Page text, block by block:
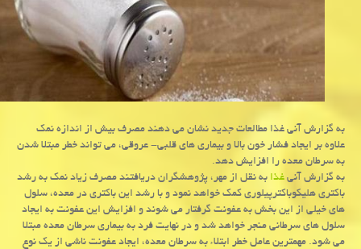
به گزارش آنی غذا مطالعات جدید نشان می دهند مصرف بیش از اندازه نمك
علاوه بر ایجاد فشار خون بالا و بیماری های قلبی- عروقی، می تواند خطر مبتلا شدن
به سرطان معده را افزایش دهد.
به گزارش آنیغذابه نقل از مهر، پژوهشگران دریافتند مصرف زیاد نمك به رشد
باكتری هلیكوباكترپیلوری كمك خواهد نمود و با رشد این باكتری در معده، سلول
های خیلی از این بخش به عفونت گرفتار می شوند و افزایش این عفونت به ایجاد
سلول های سرطانی منجر خواهد شد و در نهایت فرد به بیماری سرطان معده مبتلا
می شود. مهمترین عامل خطر ابتلاء به سرطان معده، ایجاد عفونت ناشی از یك نوع